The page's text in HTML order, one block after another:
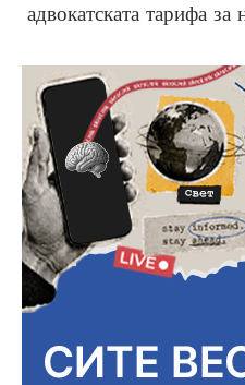
адвокатската тарифа